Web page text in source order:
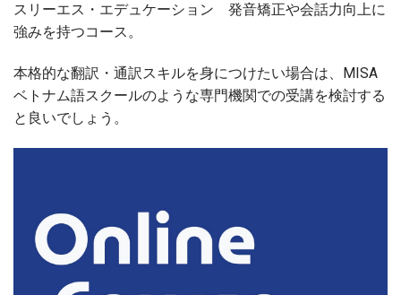
スリーエス・エデュケーション 発音矯正や会話力向上に
強みを持つコース。
本格的な翻訳・通訳スキルを身につけたい場合は、MISA
ベトナム語スクールのような専門機関での受講を検討する
と良いでしょう。